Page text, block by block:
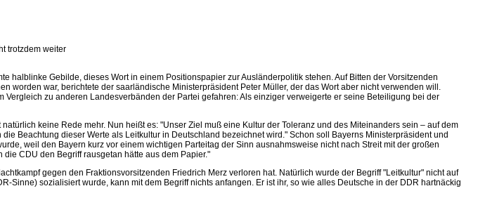
trotzdem weiter
halblinke Gebilde, dieses Wort in einem Positionspapier zur Ausländerpolitik stehen. Auf Bitten der Vorsitzenden
war, berichtete der saarländische Ministerpräsident Peter Müller, der das Wort aber nicht verwenden will.
zu anderen Landesverbänden der Partei gefahren: Als einziger verweigerte er seine Beteiligung bei der
keine Rede mehr. Nun heißt es: "Unser Ziel muß eine Kultur der Toleranz und des Miteinanders sein – auf dem
Beachtung dieser Werte als Leitkultur in Deutschland bezeichnet wird." Schon soll Bayerns Ministerpräsident und
weil den Bayern kurz vor einem wichtigen Parteitag der Sinn ausnahmsweise nicht nach Streit mit der großen
CDU den Begriff rausgetan hätte aus dem Papier."
gegen den Fraktionsvorsitzenden Friedrich Merz verloren hat. Natürlich wurde der Begriff "Leitkultur" nicht auf
sozialisiert wurde, kann mit dem Begriff nichts anfangen. Er ist ihr, so wie alles Deutsche in der DDR hartnäckig